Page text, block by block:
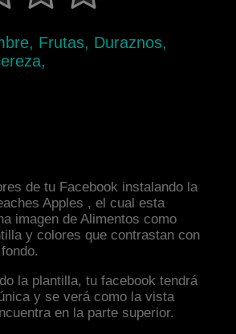
Frutas, Duraznos,
de tu Facebook instalando la
Apples , el cual esta
imagen de Alimentos como
y colores que contrastan con
la plantilla, tu facebook tendrá
y se verá como la vista
en la parte superior.